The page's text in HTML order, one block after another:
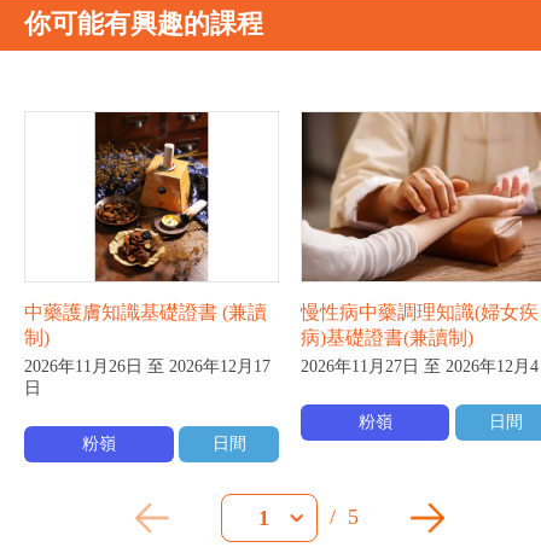
你可能有興趣的課程
中藥護膚知識基礎證書 (兼讀
制)
2026年11月26日 至 2026年12月17
日
粉嶺 日間
慢性病中藥調理知識(婦女疾
病)基礎證書(兼讀制)
2026年11月27日 至 2026年12月
粉嶺 日間
1 / 5